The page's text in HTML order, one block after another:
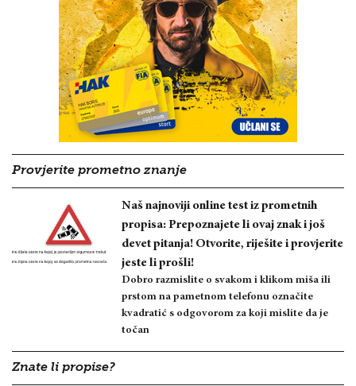
Provjerite prometno znanje
Naš najnoviji online test iz prometnih
propisa: Prepoznajete li ovaj znak i još
devet pitanja! Otvorite, riješite i provjerite
jeste li prošli!
Dobro razmislite o svakom i klikom miša ili
prstom na pametnom telefonu označite
kvadratić s odgovorom za koji mislite da je
točan
Znate li propise?